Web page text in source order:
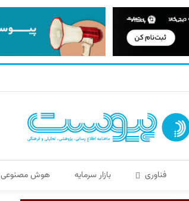
فناوری بازار سرمایه هوش مصنوعی